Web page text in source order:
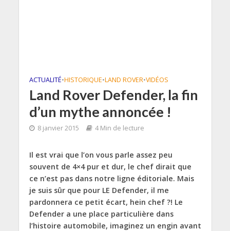
ACTUALITÉ•HISTORIQUE•LAND ROVER•VIDÉOS
Land Rover Defender, la fin
d’un mythe annoncée !
8 janvier 2015 4 Min de lecture
Il est vrai que l’on vous parle assez peu
souvent de 4×4 pur et dur, le chef dirait que
ce n’est pas dans notre ligne éditoriale. Mais
je suis sûr que pour LE Defender, il me
pardonnera ce petit écart, hein chef ?! Le
Defender a une place particulière dans
l’histoire automobile, imaginez un engin avant